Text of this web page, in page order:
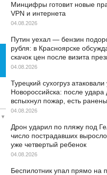
Минцифры готовит новые
VPN и интернета
04.08.2026
Путин уехал — бензин
рубля: в Красноярске
скачок цен после визита
04.08.2026
Турецкий сухогруз атаковали
Новороссийска: после удара
вспыхнул пожар, есть
04.08.2026
Дрон ударил по пляжу под
число пострадавших
уже четвертый ребенок
04.08.2026
Беспилотник упал прямо на